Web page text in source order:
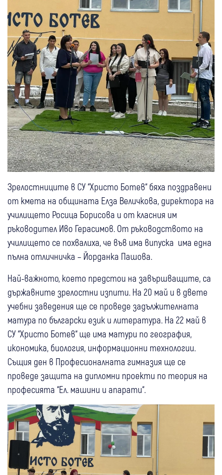
Зрелостниците в СУ “Христо Ботев“ бяха поздравени
от кмета на общината Елза Величкова, директора на
училището Росица Борисова и от класния им
ръководител Иво Герасимов. От ръководството на
училището се похвалиха, че във има випуска има една
пълна отличничка – Йорданка Пашова.
Най-важното, което предстои на завършващите, са
държавните зрелостни изпити. На 20 май и в двете
учебни заведения ще се проведе задължителната
матура по български език и литература. На 22 май в
СУ “Христо Ботев“ ще има матури по география,
икономика, биология, информационни технологии.
Същия ден в Професионалната гимназия ще се
проведе защита на дипломни проекти по теория на
професията “Ел. машини и апарати“.